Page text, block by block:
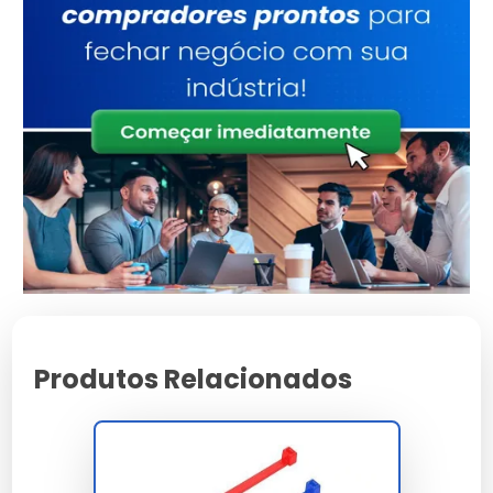
Atributo
Detalhes
Base Técnica
Estrutura reforçada
para uso contínuo
Certificação
Validado sob
rigorosos testes de
qualidade
Aplicação
Design versátil para
múltiplos cenários
Suporte
Consultoria
Especializada
investidor.
Desenvolvido com foco total na sustentabilidade
Produtos Relacionados